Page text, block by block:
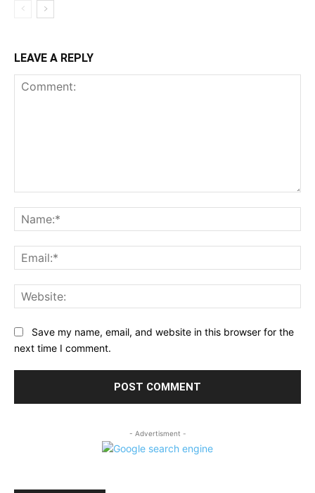
LEAVE A REPLY
Save my name, email, and website in this browser for the
next time I comment.
- Advertisment -